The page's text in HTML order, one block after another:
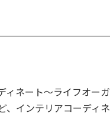
ィネート～ライフオーガ
、インテリアコーディネ